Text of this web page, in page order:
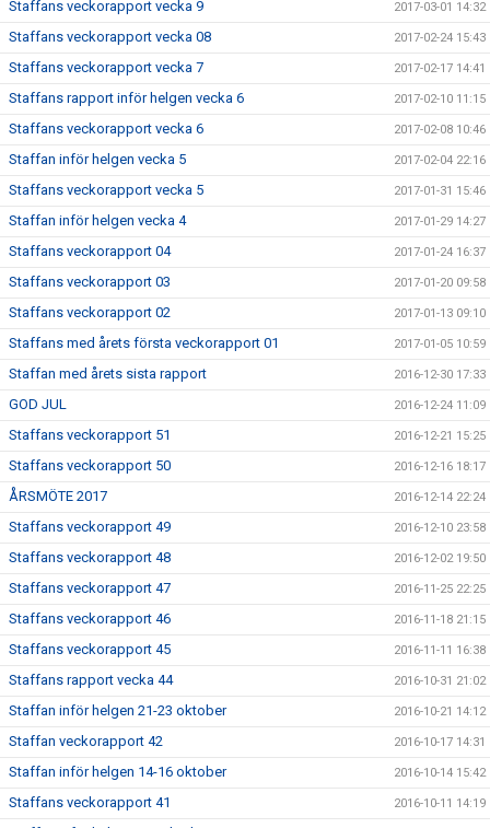
Staffans veckorapport vecka 9 2017-03-01 14:32
Staffans veckorapport vecka 08 2017-02-24 15:43
Staffans veckorapport vecka 7 2017-02-17 14:41
Staffans rapport inför helgen vecka 6 2017-02-10 11:15
Staffans veckorapport vecka 6 2017-02-08 10:46
Staffan inför helgen vecka 5 2017-02-04 22:16
Staffans veckorapport vecka 5 2017-01-31 15:46
Staffan inför helgen vecka 4 2017-01-29 14:27
Staffans veckorapport 04 2017-01-24 16:37
Staffans veckorapport 03 2017-01-20 09:58
Staffans veckorapport 02 2017-01-13 09:10
Staffans med årets första veckorapport 01 2017-01-05 10:59
Staffan med årets sista rapport 2016-12-30 17:33
GOD JUL 2016-12-24 11:09
Staffans veckorapport 51 2016-12-21 15:25
Staffans veckorapport 50 2016-12-16 18:17
ÅRSMÖTE 2017 2016-12-14 22:24
Staffans veckorapport 49 2016-12-10 23:58
Staffans veckorapport 48 2016-12-02 19:50
Staffans veckorapport 47 2016-11-25 22:25
Staffans veckorapport 46 2016-11-18 21:15
Staffans veckorapport 45 2016-11-11 16:38
Staffans rapport vecka 44 2016-10-31 21:02
Staffan inför helgen 21-23 oktober 2016-10-21 14:12
Staffan veckorapport 42 2016-10-17 14:31
Staffan inför helgen 14-16 oktober 2016-10-14 15:42
Staffans veckorapport 41 2016-10-11 14:19